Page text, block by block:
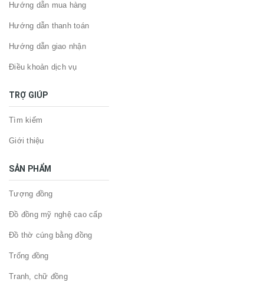
Hướng dẫn mua hàng
Hướng dẫn thanh toán
Hướng dẫn giao nhận
Điều khoản dịch vụ
TRỢ GIÚP
Tìm kiếm
Giới thiệu
SẢN PHẨM
Tượng đồng
Đồ đồng mỹ nghệ cao cấp
Đồ thờ cúng bằng đồng
Trống đồng
Tranh, chữ đồng